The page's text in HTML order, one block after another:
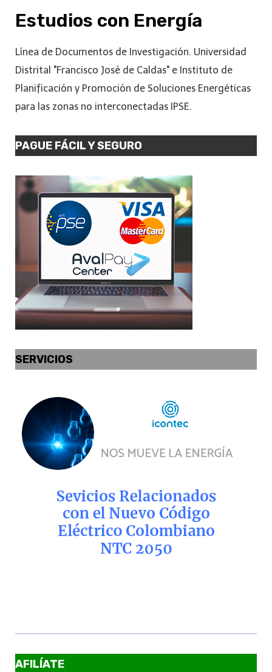
Estudios con Energía
Línea de Documentos de Investigación. Universidad
Distrital "Francisco José de Caldas" e Instituto de
Planificación y Promoción de Soluciones Energéticas
para las zonas no interconectadas IPSE.
PAGUE FÁCIL Y SEGURO
SERVICIOS
AFILÍATE